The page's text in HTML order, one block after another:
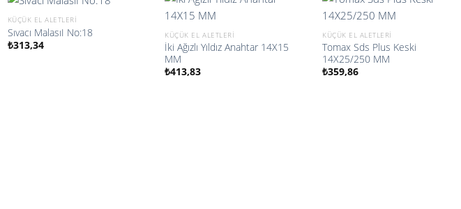
KÜÇÜK EL ALETLERI
Sıvacı MalasıI No:18
₺313,34
İstek
KÜÇÜK EL ALETLERI
İki Ağızlı Yıldız Anahtar 14X15
MM
₺413,83
KÜÇÜK EL ALETLERI
Tomax Sds Plus Keski
14X25/250 MM
₺359,86